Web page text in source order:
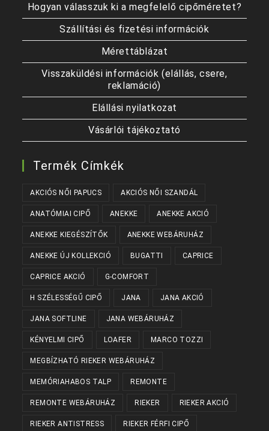
Hogyan válasszuk ki a megfelelő cipőméretet?
Szállítási és fizetési információk
Mérettáblázat
Visszaküldési információk (elállás, csere,
reklamáció)
Elállási nyilatkozat
Vásárlói tájékoztató
Termék Címkék
AKCIÓS NŐI PAPUCS AKCIÓS NŐI SZANDÁL
ANATÓMIAI CIPŐ ANEKKE ANEKKE AKCIÓ
ANEKKE KIEGÉSZÍTŐK ANEKKE WEBÁRUHÁZ
ANEKKE ÚJ KOLLEKCIÓ BUGATTI CAPRICE
CAPRICE AKCIÓ G-COMFORT
H SZÉLESSÉGŰ CIPŐ JANA JANA AKCIÓ
JANA SOFTLINE JANA WEBÁRUHÁZ
KÉNYELMI CIPŐ LOAFER MARCO TOZZI
MEGBÍZHATÓ RIEKER WEBÁRUHÁZ
MEMÓRIAHABOS TALP REMONTE
REMONTE WEBÁRUHÁZ RIEKER RIEKER AKCIÓ
RIEKER ANTISTRESS RIEKER FÉRFI CIPŐ